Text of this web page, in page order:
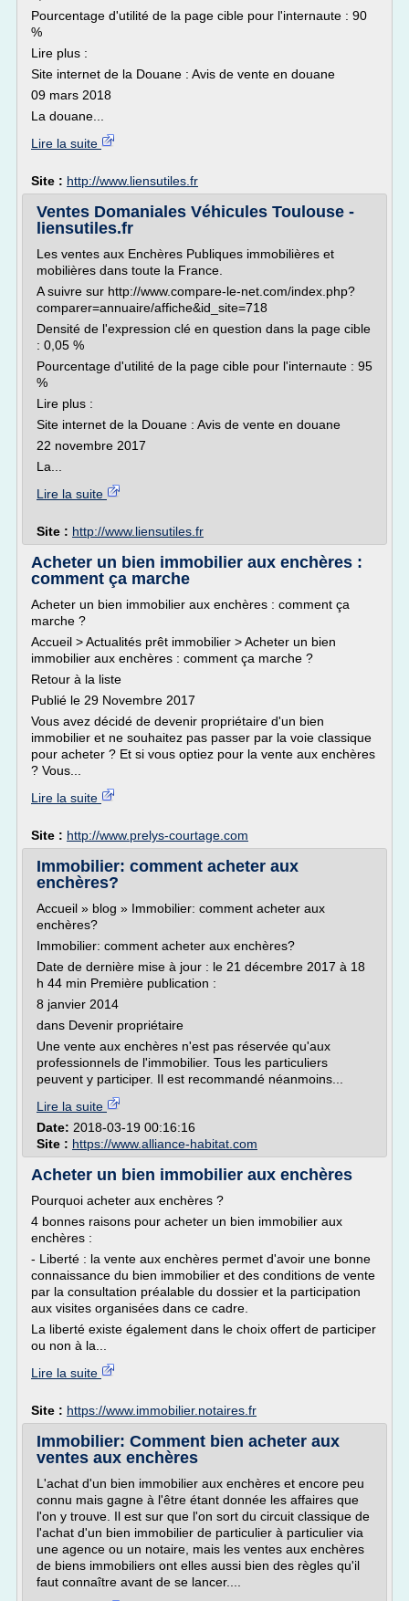
Pourcentage d'utilité de la page cible pour l'internaute : 90
%
Lire plus :
Site internet de la Douane : Avis de vente en douane
09 mars 2018
La douane...
Lire la suite
Site : http://www.liensutiles.fr
Ventes Domaniales Véhicules Toulouse -
liensutiles.fr
Les ventes aux Enchères Publiques immobilières et
mobilières dans toute la France.
A suivre sur http://www.compare-le-net.com/index.php?
comparer=annuaire/affiche&id_site=718
Densité de l'expression clé en question dans la page cible
: 0,05 %
Pourcentage d'utilité de la page cible pour l'internaute : 95
%
Lire plus :
Site internet de la Douane : Avis de vente en douane
22 novembre 2017
La...
Lire la suite
Site : http://www.liensutiles.fr
Acheter un bien immobilier aux enchères :
comment ça marche
Acheter un bien immobilier aux enchères : comment ça
marche ?
Accueil > Actualités prêt immobilier > Acheter un bien
immobilier aux enchères : comment ça marche ?
Retour à la liste
Publié le 29 Novembre 2017
Vous avez décidé de devenir propriétaire d'un bien
immobilier et ne souhaitez pas passer par la voie classique
pour acheter ? Et si vous optiez pour la vente aux enchères
? Vous...
Lire la suite
Site : http://www.prelys-courtage.com
Immobilier: comment acheter aux
enchères?
Accueil » blog » Immobilier: comment acheter aux
enchères?
Immobilier: comment acheter aux enchères?
Date de dernière mise à jour : le 21 décembre 2017 à 18
h 44 min Première publication :
8 janvier 2014
dans Devenir propriétaire
Une vente aux enchères n'est pas réservée qu'aux
professionnels de l'immobilier. Tous les particuliers
peuvent y participer. Il est recommandé néanmoins...
Lire la suite
Date: 2018-03-19 00:16:16
Site : https://www.alliance-habitat.com
Acheter un bien immobilier aux enchères
Pourquoi acheter aux enchères ?
4 bonnes raisons pour acheter un bien immobilier aux
enchères :
- Liberté : la vente aux enchères permet d'avoir une bonne
connaissance du bien immobilier et des conditions de vente
par la consultation préalable du dossier et la participation
aux visites organisées dans ce cadre.
La liberté existe également dans le choix offert de participer
ou non à la...
Lire la suite
Site : https://www.immobilier.notaires.fr
Immobilier: Comment bien acheter aux
ventes aux enchères
L'achat d'un bien immobilier aux enchères et encore peu
connu mais gagne à l'être étant donnée les affaires que
l'on y trouve. Il est sur que l'on sort du circuit classique de
l'achat d'un bien immobilier de particulier à particulier via
une agence ou un notaire, mais les ventes aux enchères
de biens immobiliers ont elles aussi bien des règles qu'il
faut connaître avant de se lancer....